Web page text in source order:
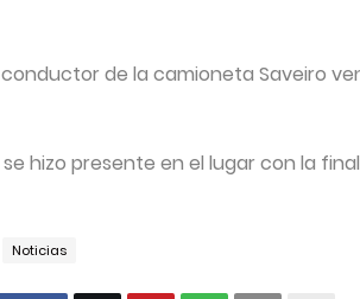
de la camioneta Saveiro
hizo presente en el lugar con la
Noticias